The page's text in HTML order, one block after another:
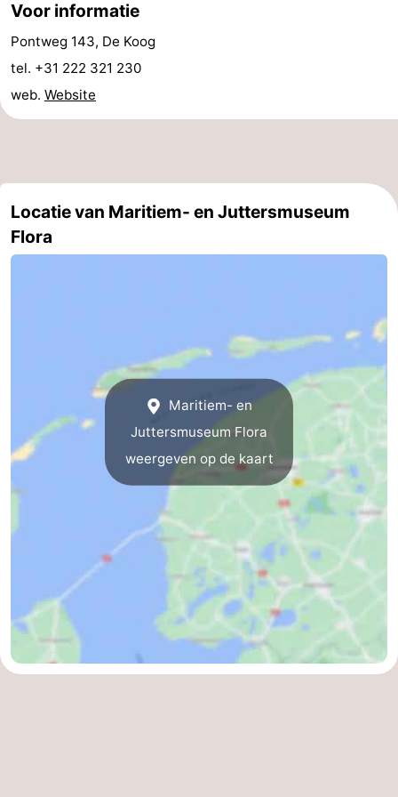
doen
-
Musea
Kerken
-
Molens
-
Speeltuinen
Minigolfbanen
Natuur
Zwembaden
-
Fietsen
-
Voor informatie
Pontweg 143, De Koog
tel. +31 222 321 230
web. Website
Locatie van Maritiem- en Juttersmuseum
Flora
Maritiem- en
Juttersmuseum Flora
weergeven op de kaart